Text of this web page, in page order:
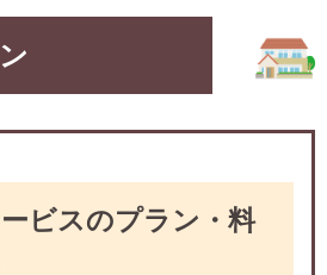
ビスのプラン・料